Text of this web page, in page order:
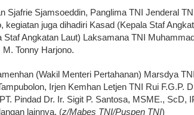
Sjafrie Sjamsoeddin, Panglima TNI Jenderal
kegiatan juga dihadiri Kasad (Kepala Staf
Staf Angkatan Laut) Laksamana TNI
Tonny Harjono.
(Wakil Menteri Pertahanan) Marsdya
Irjen Kemhan Letjen TNI Rui F.G.P.
Pindad Dr. Ir. Sigit P. Santosa, MSME., ScD,
lainnya. (z/Mabes TNI/Puspen TNI)